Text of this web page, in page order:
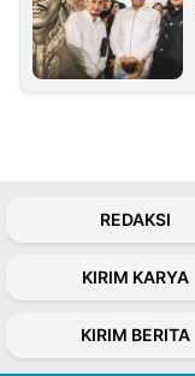
REDAKSI
KIRIM KARYA
KIRIM BERITA